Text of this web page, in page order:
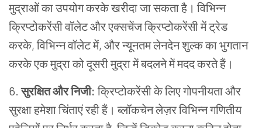
मुद्राओं का उपयोग करके खरीदा जा सकता है। विभिन्न
क्रिप्टोकरेंसी वॉलेट और एक्सचेंज क्रिप्टोकरेंसी में ट्रेड
करके, विभिन्न वॉलेट में, और न्यूनतम लेनदेन शुल्क का भुगतान
करके एक मुद्रा को दूसरी मुद्रा में बदलने में मदद करते हैं।
6. सुरक्षित और निजी:क्रिप्टोकरेंसीकेलिएगोपनीयताऔर
सुरक्षाहमेशाचिंताएंरहीहैं। ब्लॉकचेनलेज़रविभिन्नगणितीय